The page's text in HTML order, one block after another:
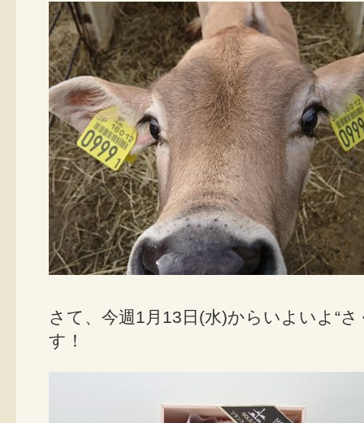
さて、今週1月13日(水)からいよいよ“
す！